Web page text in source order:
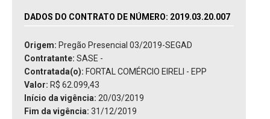
DADOS DO CONTRATO DE NÚMERO: 2019.03.20.007
Origem: Pregão Presencial 03/2019-SEGAD
Contratante: SASE -
Contratada(o): FORTAL COMÉRCIO EIRELI - EPP
Valor: R$ 62.099,43
Início da vigência: 20/03/2019
Fim da vigência: 31/12/2019